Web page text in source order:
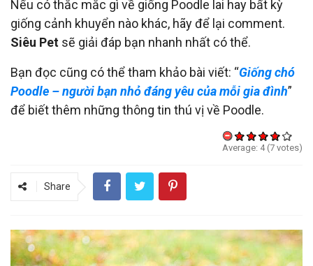
Nếu có thắc mắc gì về giống Poodle lai hay bất kỳ
giống cảnh khuyển nào khác, hãy để lại comment.
Siêu Pet sẽ giải đáp bạn nhanh nhất có thể.
Bạn đọc cũng có thể tham khảo bài viết: “Giống chó
Poodle – người bạn nhỏ đáng yêu của mỗi gia đình”
để biết thêm những thông tin thú vị về Poodle.
Average: 4 (7 votes)
Share